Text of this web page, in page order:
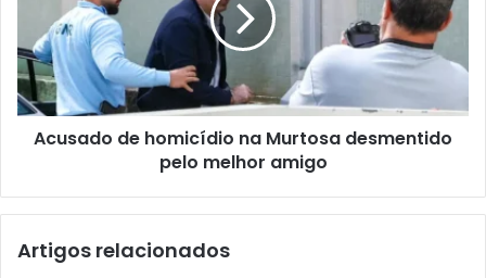
Acusado de homicídio na Murtosa desmentido
pelo melhor amigo
Artigos relacionados